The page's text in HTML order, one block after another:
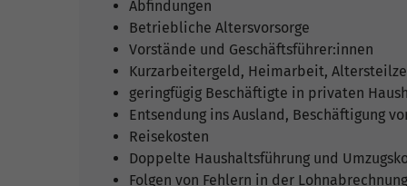
Abfindungen
Betriebliche Altersvorsorge
Vorstände und Geschäftsführer:innen
Kurzarbeitergeld, Heimarbeit,
geringfügig Beschäftigte in privaten
Entsendung ins Ausland, Beschäftigung
Reisekosten
Doppelte Haushaltsführung und
Folgen von Fehlern in der Lohnabrechnung